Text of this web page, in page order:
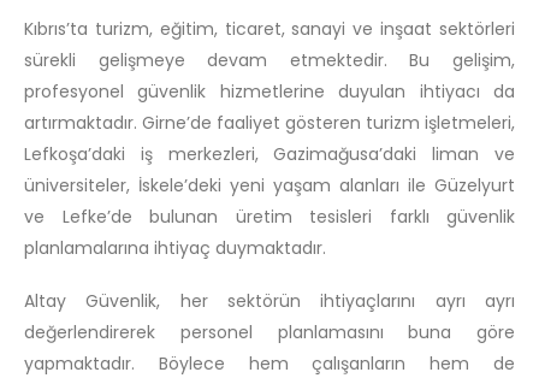
Kıbrıs’ta turizm, eğitim, ticaret, sanayi ve inşaat sektörleri
sürekli gelişmeye devam etmektedir. Bu gelişim,
profesyonel güvenlik hizmetlerine duyulan ihtiyacı da
artırmaktadır. Girne’de faaliyet gösteren turizm işletmeleri,
Lefkoşa’daki iş merkezleri, Gazimağusa’daki liman ve
üniversiteler, İskele’deki yeni yaşam alanları ile Güzelyurt
ve Lefke’de bulunan üretim tesisleri farklı güvenlik
planlamalarına ihtiyaç duymaktadır.
Altay Güvenlik, her sektörün ihtiyaçlarını ayrı ayrı
değerlendirerek personel planlamasını buna göre
yapmaktadır. Böylece hem çalışanların hem de